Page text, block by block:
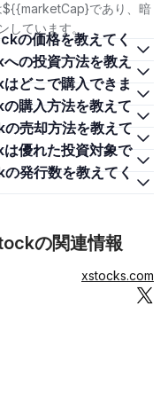
${{marketCap}であり、暗
ています。
の関連情報
xstocks.com